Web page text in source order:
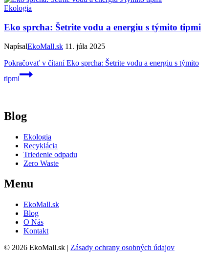
Ekologia
Eko sprcha: Šetrite vodu a energiu s týmito tipmi
NapísalEkoMall.sk 11. júla 2025
Pokračovať v čítaníEko sprcha: Šetrite vodu a energiu s týmito
tipmi
Blog
Ekologia
Recyklácia
Triedenie odpadu
Zero Waste
Menu
EkoMall.sk
Blog
O Nás
Kontakt
© 2026 EkoMall.sk | Zásady ochrany osobných údajov